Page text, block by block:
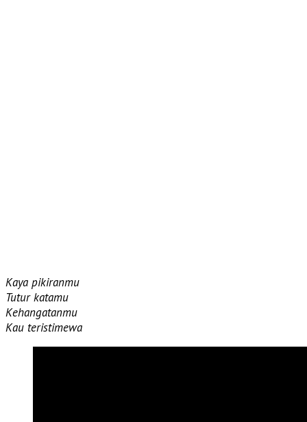
Kaya pikiranmu
Tutur katamu
Kehangatanmu
Kau teristimewa